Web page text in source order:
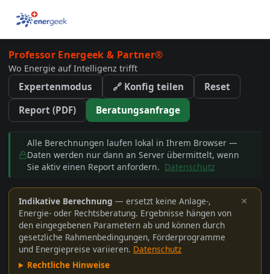
Professor Energeek & Partner®
Wo Energie auf Intelligenz trifft
Expertenmodus 🔗 Konfig teilen
Reset
Report (PDF)
Beratungsanfrage
Alle Berechnungen laufen lokal in Ihrem Browser —
Daten werden nur dann an Server übermittelt, wenn
Sie aktiv einen Report anfordern. Datenschutz
Indikative Berechnung — ersetzt keine Anlage-,
Energie- oder Rechtsberatung. Ergebnisse hängen von
den eingegebenen Parametern ab und können durch
gesetzliche Rahmenbedingungen, Förderprogramme
und Energiepreise variieren. Datenschutz
Rechtliche Hinweise
×